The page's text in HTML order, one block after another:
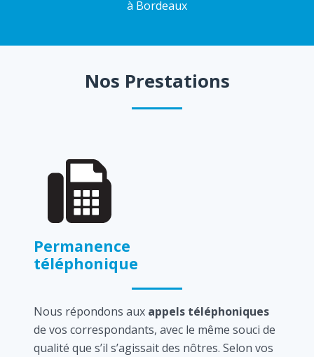
à Bordeaux
Nos Prestations
Permanence
téléphonique
Nous répondons aux appels téléphoniques
de vos correspondants, avec le même souci de
qualité que s’il s’agissait des nôtres. Selon vos